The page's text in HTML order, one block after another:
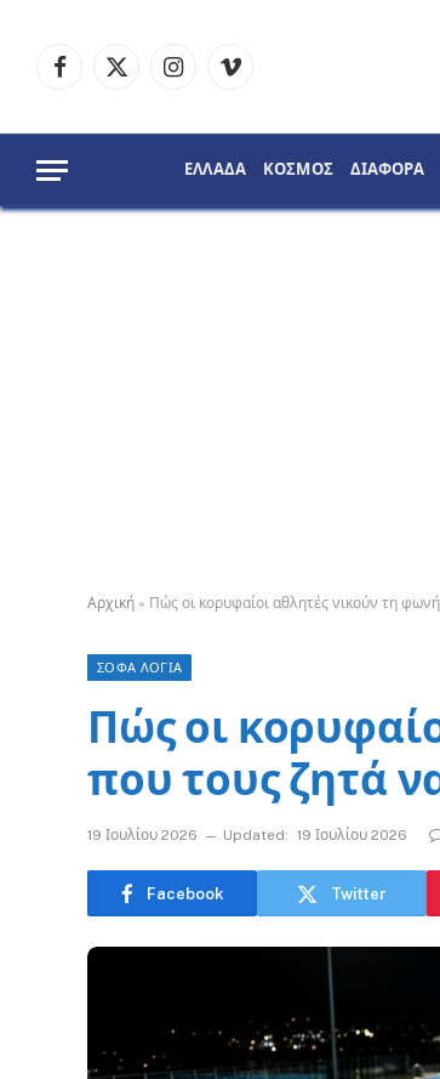
Facebook
X
InstagramVimeo
ΕΛΛΑΔΑ ΚΟΣΜΟΣ ΔΙΑΦΟΡΑ
Αρχική » Πώς οι κορυφαίοι αθλητές νικούν τη
ΣΟΦΑ ΛΟΓΙΑ
Πώς οι
που τους ζητά
19 Ιουλίου 2026 Updated: 19 Ιουλίου 2026
Facebook Twitter